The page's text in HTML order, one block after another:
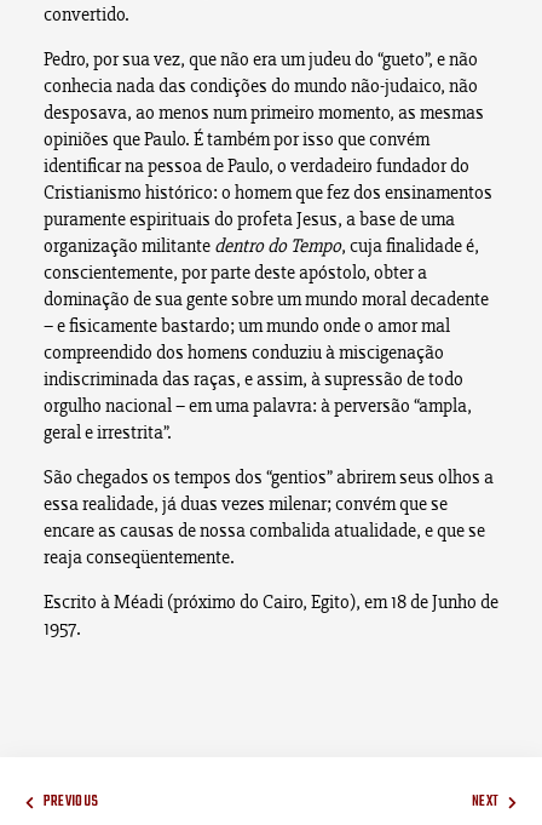
convertido.
Pedro, por sua vez, que não era um judeu do “gueto”, e não
conhecia nada das condições do mundo não-judaico, não
desposava, ao menos num primeiro momento, as mesmas
opiniões que Paulo. É também por isso que convém
identificar na pessoa de Paulo, o verdadeiro fundador do
Cristianismo histórico: o homem que fez dos ensinamentos
puramente espirituais do profeta Jesus, a base de uma
organização militante dentro do Tempo, cuja finalidade é,
conscientemente, por parte deste apóstolo, obter a
dominação de sua gente sobre um mundo moral decadente
– e fisicamente bastardo; um mundo onde o amor mal
compreendido dos homens conduziu à miscigenação
indiscriminada das raças, e assim, à supressão de todo
orgulho nacional – em uma palavra: à perversão “ampla,
geral e irrestrita”.
São chegados os tempos dos “gentios” abrirem seus olhos a
essa realidade, já duas vezes milenar; convém que se
encare as causas de nossa combalida atualidade, e que se
reaja conseqüentemente.
Escrito à Méadi (próximo do Cairo, Egito), em 18 de Junho de
1957.
PREVIOUS NEXT